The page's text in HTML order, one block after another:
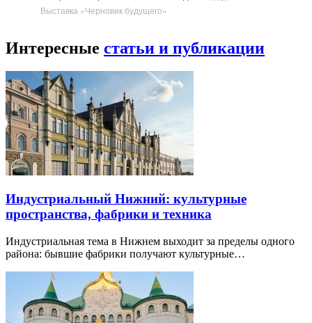
Выставка «Черновик будущего»
Интересные статьи и публикации
Индустриальный Нижний: культурные
пространства, фабрики и техника
Индустриальная тема в Нижнем выходит за пределы одного
района: бывшие фабрики получают культурные…